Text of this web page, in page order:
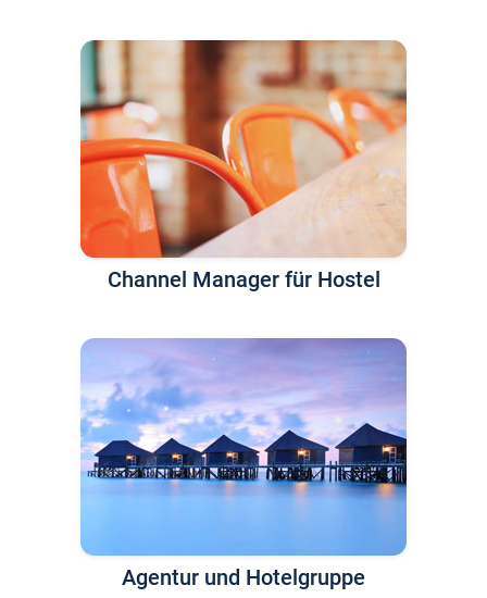
Channel Manager für Hostel
Agentur und Hotelgruppe